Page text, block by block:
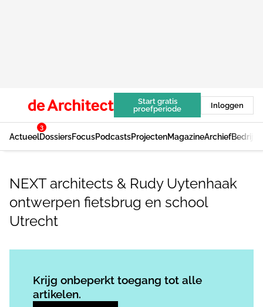
Start gratis
proefperiode
Inloggen
Actueel
3
DossiersFocusPodcastsProjectenMagazineArchief
NEXT architects & Rudy Uytenhaak
ontwerpen fietsbrug en school
Utrecht
Krijg onbeperkt toegang tot alle
artikelen.